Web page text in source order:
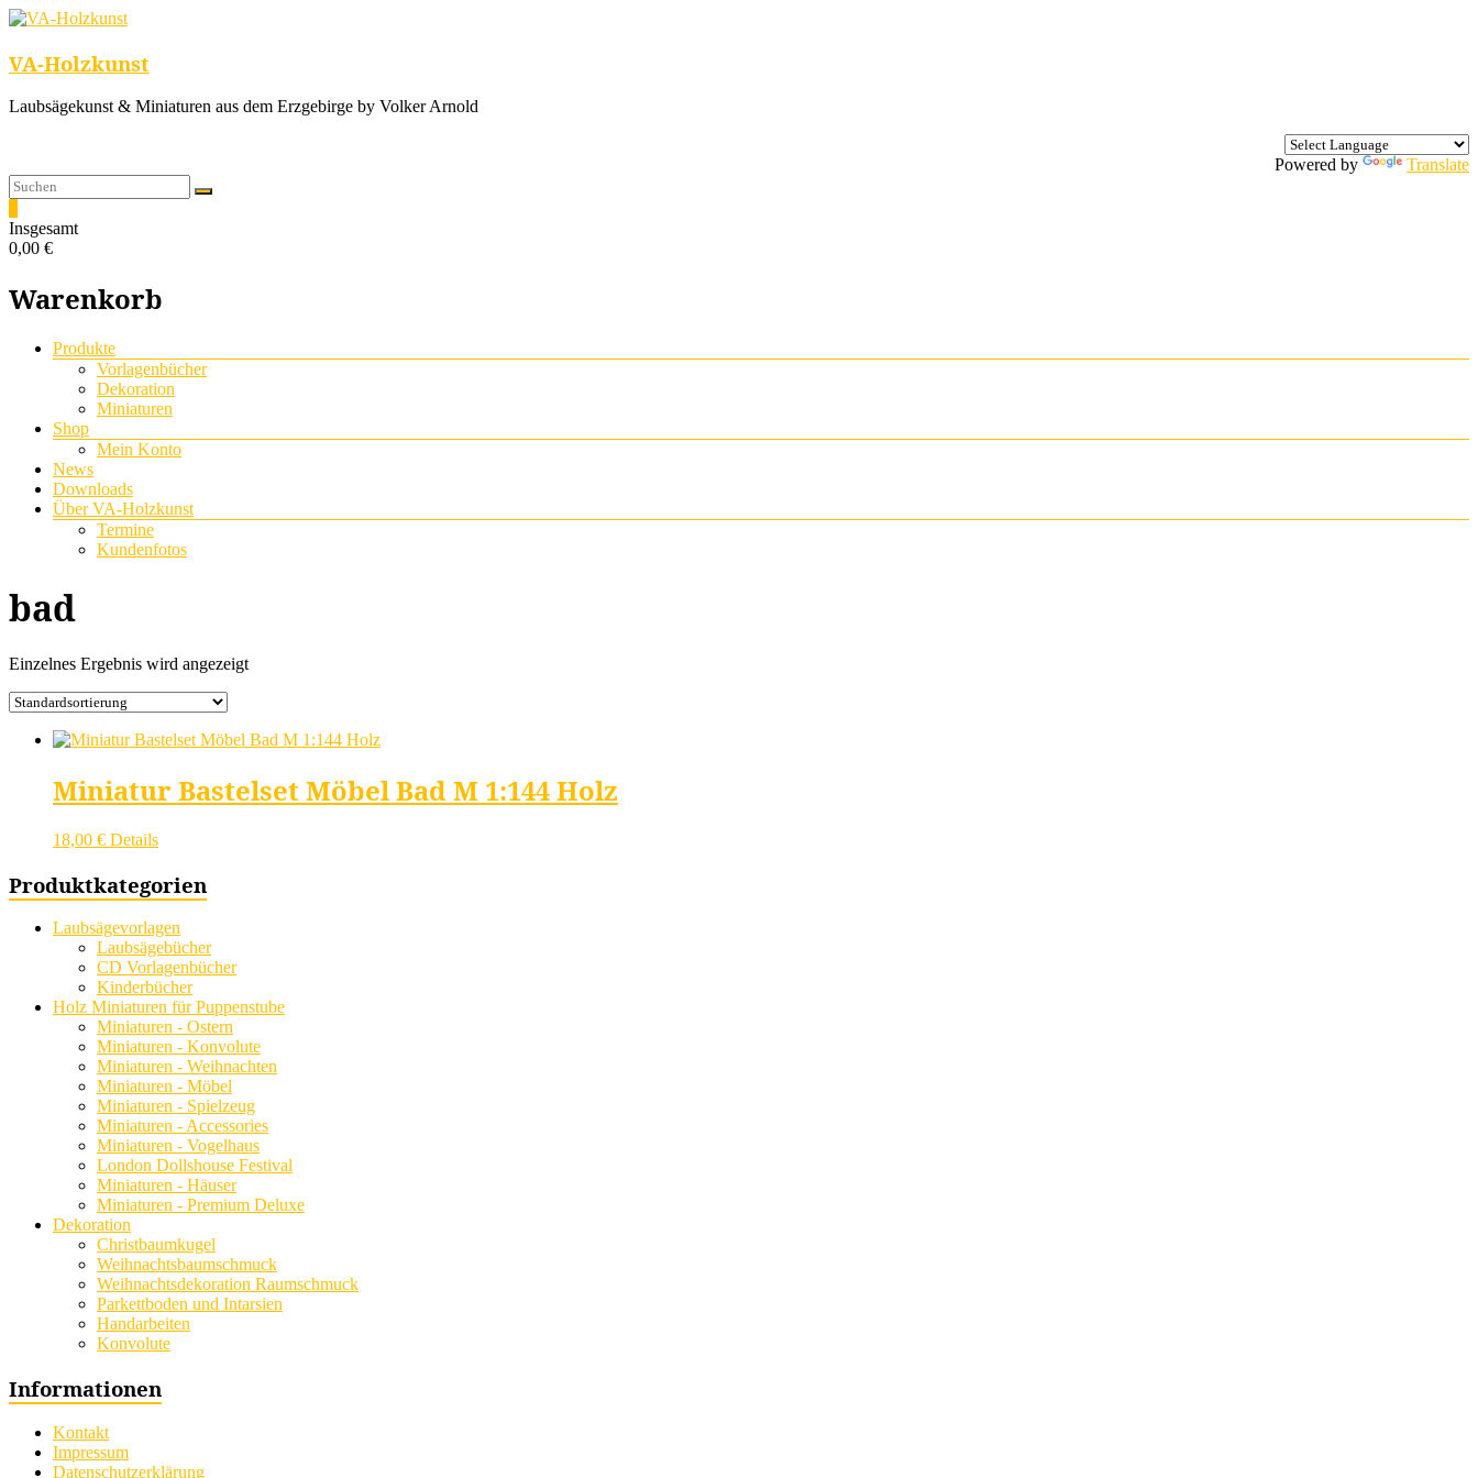
VA-Holzkunst
Laubsägekunst & Miniaturen aus dem Erzgebirge by Volker Arnold
Powered by Translate
Insgesamt
0,00 €
Warenkorb
Menü
Produkte
Vorlagenbücher
Dekoration
Miniaturen
Shop
Mein Konto
News
Downloads
Über VA-Holzkunst
Termine
Kundenfotos
bad
Einzelnes Ergebnis wird angezeigt
Miniatur Bastelset Möbel Bad M 1:144 Holz
18,00 € Details
Produktkategorien
Laubsägevorlagen
Laubsägebücher
CD Vorlagenbücher
Kinderbücher
Holz Miniaturen für Puppenstube
Miniaturen - Ostern
Miniaturen - Konvolute
Miniaturen - Weihnachten
Miniaturen - Möbel
Miniaturen - Spielzeug
Miniaturen - Accessories
Miniaturen - Vogelhaus
London Dollshouse Festival
Miniaturen - Häuser
Miniaturen - Premium Deluxe
Dekoration
Christbaumkugel
Weihnachtsbaumschmuck
Weihnachtsdekoration Raumschmuck
Parkettboden und Intarsien
Handarbeiten
Konvolute
Informationen
Kontakt
Impressum
Datenschutzerklärung